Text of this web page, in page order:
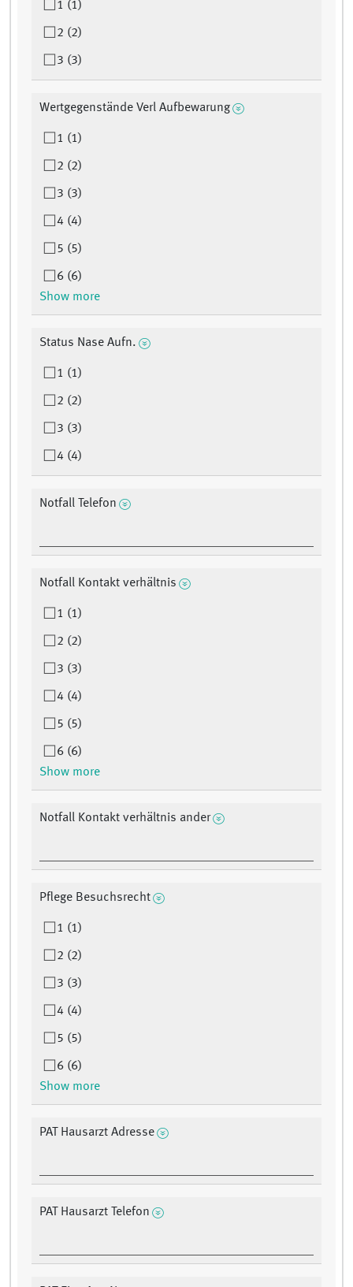
1 (1)
2 (2)
3 (3)
Wertgegenstände Verl Aufbewarung
1 (1)
2 (2)
3 (3)
4 (4)
5 (5)
6 (6)
Show more
Status Nase Aufn.
1 (1)
2 (2)
3 (3)
4 (4)
Notfall Telefon
Notfall Kontakt verhältnis
1 (1)
2 (2)
3 (3)
4 (4)
5 (5)
6 (6)
Show more
Notfall Kontakt verhältnis ander
Pflege Besuchsrecht
1 (1)
2 (2)
3 (3)
4 (4)
5 (5)
6 (6)
Show more
PAT Hausarzt Adresse
PAT Hausarzt Telefon